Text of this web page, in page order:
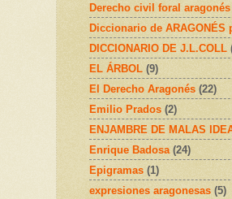
Derecho civil foral aragonés
Diccionario de ARAGONÉS
DICCIONARIO DE J.L.COLL
EL ÁRBOL (9)
El Derecho Aragonés (22)
Emilio Prados (2)
ENJAMBRE DE MALAS
Enrique Badosa (24)
Epigramas (1)
expresiones aragonesas (5)